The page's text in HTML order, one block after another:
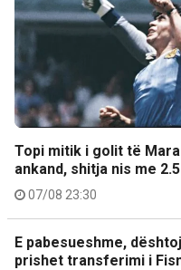
Topi mitik i golit të
ankand, shitja nis me
07/08 23:30
E pabesueshme,
prishet transferimi i